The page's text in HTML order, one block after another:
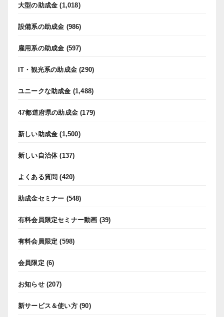
大型の助成金 (1,018)
設備系の助成金 (986)
雇用系の助成金 (597)
IT・観光系の助成金 (290)
ユニークな助成金 (1,488)
47都道府県の助成金 (179)
新しい助成金 (1,500)
新しい自治体(137)
よくある質問 (420)
助成金セミナー (548)
有料会員限定セミナー動画 (39)
有料会員限定 (598)
会員限定 (6)
お知らせ(207)
新サービス＆使い方(90)